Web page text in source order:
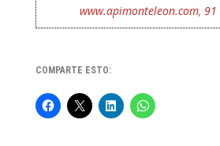
www.apimonteleon.com, 91
COMPARTE ESTO: